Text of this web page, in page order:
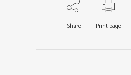
Share Print page